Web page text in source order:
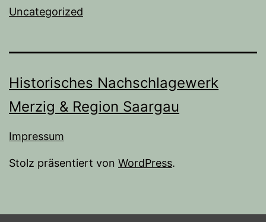
Uncategorized
Historisches Nachschlagewerk
Merzig & Region Saargau
Impressum
Stolz präsentiert von WordPress.